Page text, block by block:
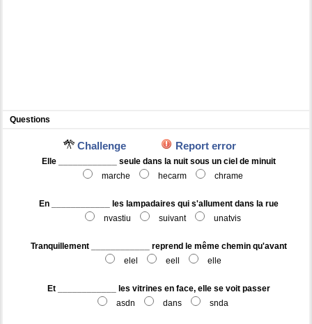
Questions
Challenge Report error
Elle ____________ seule dans la nuit sous un ciel de minuit
marche
hecarm chrame
En ____________ les lampadaires qui s'allument dans la rue
nvastiu
suivant unatvis
Tranquillement ____________ reprend le même chemin qu'avant
elel
eell elle
Et ____________ les vitrines en face, elle se voit passer
asdn
dans snda